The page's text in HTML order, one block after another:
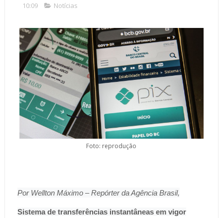
10:09 Notícias
Foto: reprodução
Por Wellton Máximo – Repórter da Agência Brasil,
Sistema de transferências instantâneas em vigor